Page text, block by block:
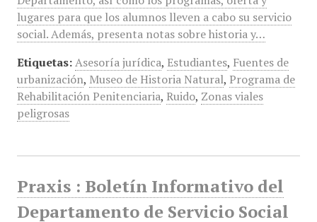
lugares para que los alumnos lleven a cabo su servicio
social. Además, presenta notas sobre historia y…
Etiquetas: Asesoría jurídica, Estudiantes, Fuentes de
urbanización, Museo de Historia Natural, Programa de
Rehabilitación Penitenciaria, Ruido, Zonas viales
peligrosas
Praxis : Boletín Informativo del
Departamento de Servicio Social